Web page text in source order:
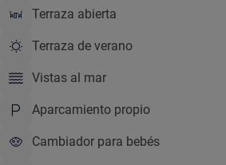
Terraza abierta
Terraza de verano
Vistas al mar
Aparcamiento propio
Cambiador para bebés